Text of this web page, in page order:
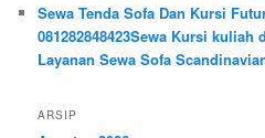
Sewa Tenda Sofa Dan Kursi
081282848423Sewa Kursi kuliah
Layanan Sewa Sofa
ARSIP